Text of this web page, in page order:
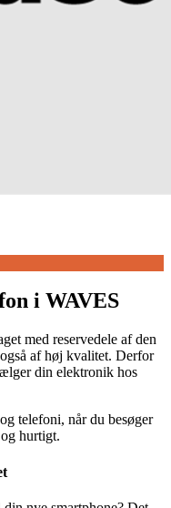
i WAVES
med reservedele af den
af høj kvalitet. Derfor
din elektronik hos
telefoni, når du besøger
hurtigt.